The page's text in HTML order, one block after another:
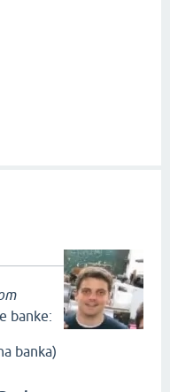
banke:
banka)